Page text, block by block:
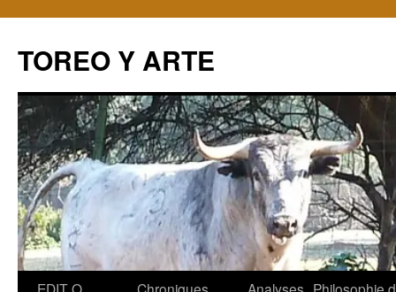
TOREO Y ARTE
Aller